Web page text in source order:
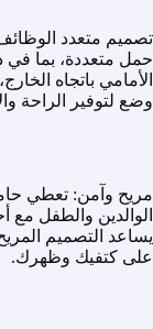
تصميم متعدد
حمل متعددة، بما في
الأمامي باتجاه
وضع لتوفير الراحة
الوالدين والطفل
يساعد التصميم
على كتفيك وظهرك.